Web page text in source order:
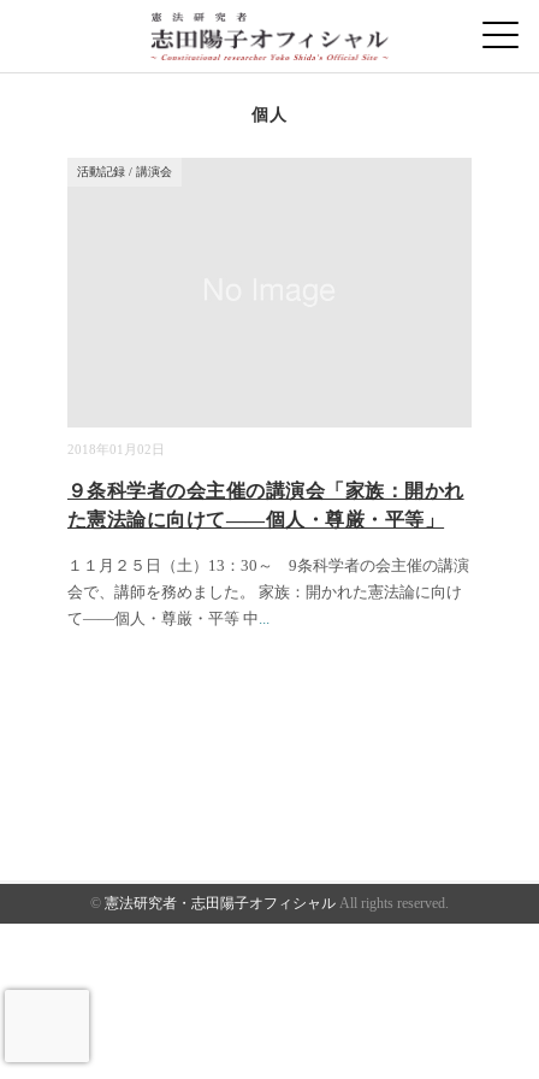
個人
2018年01月02日
活動記録 / 講演会
９条科学者の会主催の講演会「家族：開かれ
た憲法論に向けて――個人・尊厳・平等」
１１月２５日（土）13：30～ 9条科学者の会主催の講演
会で、講師を務めました。 家族：開かれた憲法論に向け
て――個人・尊厳・平等 中...
© 憲法研究者・志田陽子オフィシャル All rights reserved.